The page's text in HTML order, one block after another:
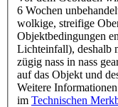
6 Wochen
wolkige, streifige
Objektbedingungen
Lichteinfall), deshalb
zügig nass in nass
auf das Objekt und
Weitere
im Technischen